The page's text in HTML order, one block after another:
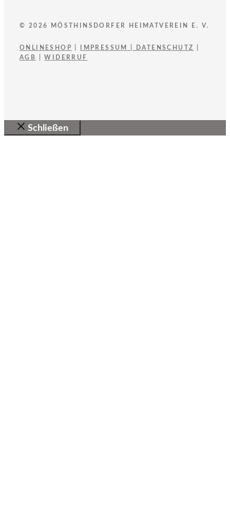
© 2026 MÖSTHINSDORFER HEIMATVEREIN E. V.
ONLINESHOP IMPRESSUM DATENSCHUTZ
AGB
|WIDERRUF
Schließen